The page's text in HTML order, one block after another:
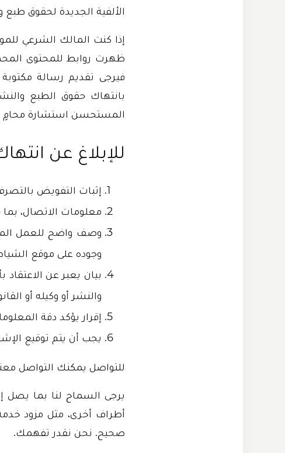
الألفية الجديدة لحقوق طبع
ظهرت روابط للمحتوى
فيرجى تقديم رسالة
بانتهاك حقوق الطبع
المستحسن استشارة محامٍ
للإبلاغ عن
إثبات التفويض
معلومات الاتصال،
وصف واضح للعمل
وجوده على موقع
بيان يعبر عن
والنشر أو وكيله أو
إقرار يؤكد دقة
يجب أن يتم توقيع
للتواصل يمكنك التواصل
يرجى السماح لنا بما يصل
أطراف أخرى، مثل مزود
صحيح. نحن نقدر تفهمك.